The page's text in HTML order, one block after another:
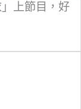
上節目，好